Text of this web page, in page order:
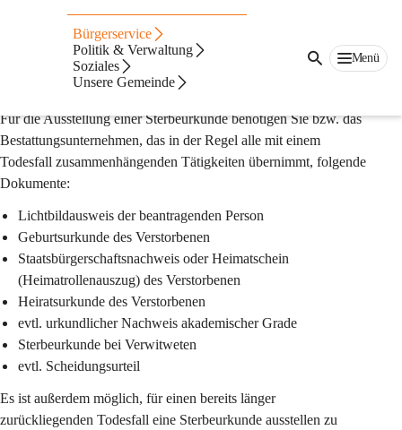
Bürgerservice
Politik & Verwaltung
Soziales
Unsere Gemeinde
Menü
Todesfall
Für die Ausstellung einer Sterbeurkunde benötigen Sie bzw. das
Bestattungsunternehmen, das in der Regel alle mit einem
Todesfall zusammenhängenden Tätigkeiten übernimmt, folgende
Dokumente:
Lichtbildausweis der beantragenden Person
Geburtsurkunde des Verstorbenen
Staatsbürgerschaftsnachweis oder Heimatschein
(Heimatrollenauszug) des Verstorbenen
Heiratsurkunde des Verstorbenen
evtl. urkundlicher Nachweis akademischer Grade
Sterbeurkunde bei Verwitweten
evtl. Scheidungsurteil
Es ist außerdem möglich, für einen bereits länger
zurückliegenden Todesfall eine Sterbeurkunde ausstellen zu